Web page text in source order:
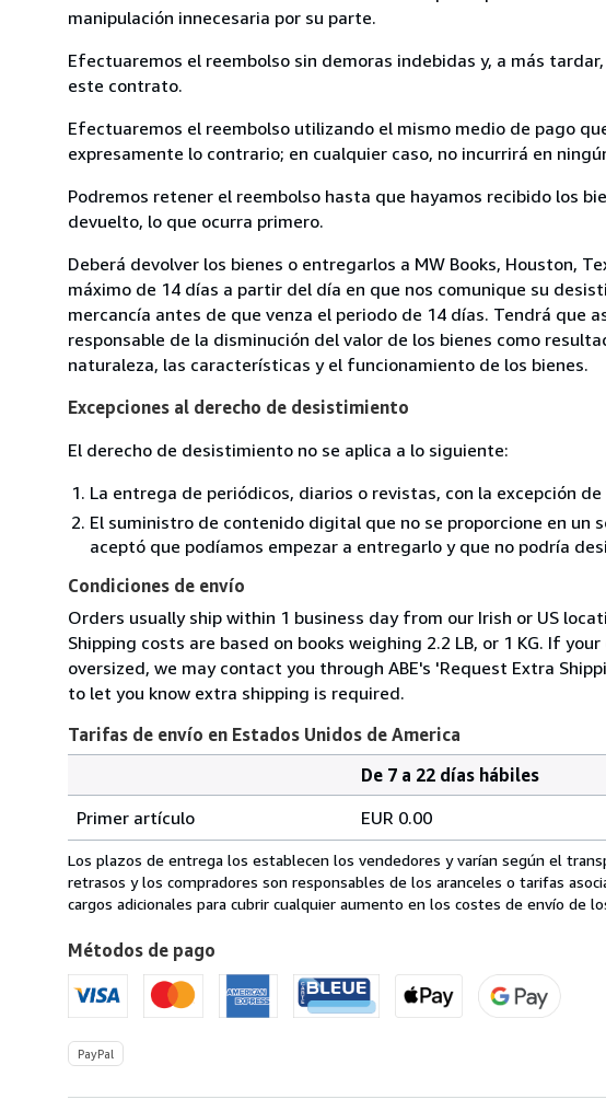
manipulación innecesaria por su parte.
Efectuaremos el reembolso sin demoras indebidas y, a más
este contrato.
Efectuaremos el reembolso utilizando el mismo medio de pago
expresamente lo contrario; en cualquier caso, no incurrirá en
Podremos retener el reembolso hasta que hayamos recibido los
devuelto, lo que ocurra primero.
Deberá devolver los bienes o entregarlos a MW Books, Houston,
máximo de 14 días a partir del día en que nos comunique su
mercancía antes de que venza el periodo de 14 días. Tendrá que
responsable de la disminución del valor de los bienes como
naturaleza, las características y el funcionamiento de los bienes.
Excepciones al derecho de desistimiento
El derecho de desistimiento no se aplica a lo siguiente:
La entrega de periódicos, diarios o revistas, con la excepción
El suministro de contenido digital que no se proporcione en un
aceptó que podíamos empezar a entregarlo y que no podría
Condiciones de envío
Orders usually ship within 1 business day from our Irish or US
Shipping costs are based on books weighing 2.2 LB, or 1 KG. If
oversized, we may contact you through ABE's 'Request Extra
to let you know extra shipping is required.
Tarifas de envío en Estados Unidos de America
de
envío
en
Estados
de
America
pedido
De 7 a 22 días hábiles
Primer artículo
EUR 0.00
Los plazos de entrega los establecen los vendedores y varían según el
retrasos y los compradores son responsables de los aranceles o tarifas
cargos adicionales para cubrir cualquier aumento en los costes de envío de
Métodos de pago
PayPal